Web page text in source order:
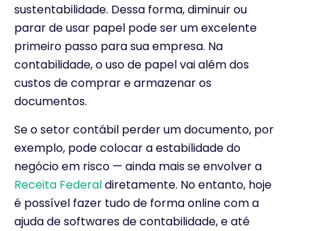
sustentabilidade. Dessa forma, diminuir ou
parar de usar papel pode ser um excelente
primeiro passo para sua empresa. Na
contabilidade, o uso de papel vai além dos
custos de comprar e armazenar os
documentos.
Se o setor contábil perder um documento, por
exemplo, pode colocar a estabilidade do
negócio em risco — ainda mais se envolver a
Receita Federaldiretamente. No entanto, hoje
é possível fazer tudo de forma online com a
ajuda de softwares de contabilidade, e até